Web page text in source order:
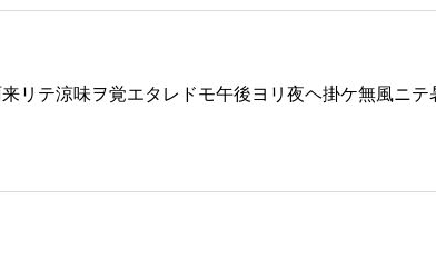
テ涼味ヲ覚エタレドモ午後ヨリ夜ヘ掛ケ無風ニ